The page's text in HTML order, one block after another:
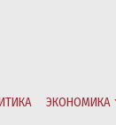
ЭКОНОМИКА